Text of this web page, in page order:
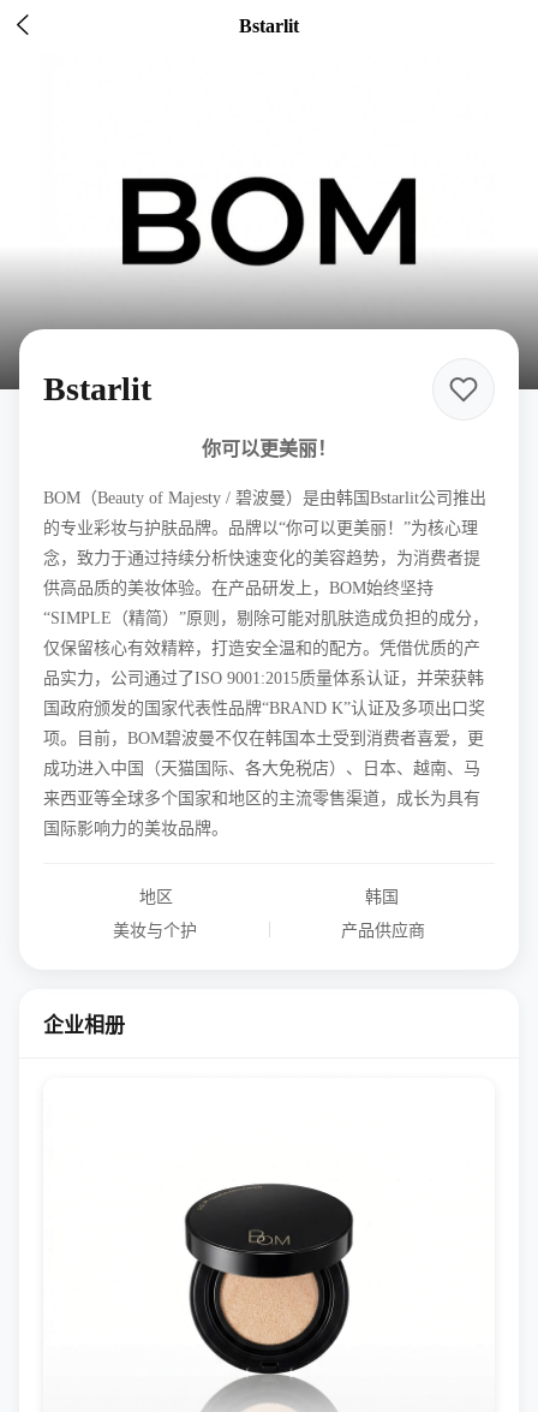
 Bstarlit
Bstarlit
你可以更美丽！
BOM（Beauty of Majesty / 碧波曼）是由韩国Bstarlit公司推出
的专业彩妆与护肤品牌。品牌以“你可以更美丽！”为核心理
念，致力于通过持续分析快速变化的美容趋势，为消费者提
供高品质的美妆体验。在产品研发上，BOM始终坚持
“SIMPLE（精简）”原则，剔除可能对肌肤造成负担的成分，
仅保留核心有效精粹，打造安全温和的配方。凭借优质的产
品实力，公司通过了ISO 9001:2015质量体系认证，并荣获韩
国政府颁发的国家代表性品牌“BRAND K”认证及多项出口奖
项。目前，BOM碧波曼不仅在韩国本土受到消费者喜爱，更
成功进入中国（天猫国际、各大免税店）、日本、越南、马
来西亚等全球多个国家和地区的主流零售渠道，成长为具有
国际影响力的美妆品牌。
地区
韩国
美妆与个护
产品供应商
企业相册